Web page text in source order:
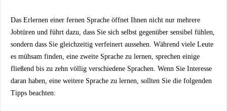
Das Erlernen einer fernen Sprache öffnet Ihnen nicht nur mehrere
Jobtüren und führt dazu, dass Sie sich selbst gegenüber sensibel fühlen,
sondern dass Sie gleichzeitig verfeinert aussehen. Während viele Leute
es mühsam finden, eine zweite Sprache zu lernen, sprechen einige
fließend bis zu zehn völlig verschiedene Sprachen. Wenn Sie Interesse
daran haben, eine weitere Sprache zu lernen, sollten Sie die folgenden
Tipps beachten: